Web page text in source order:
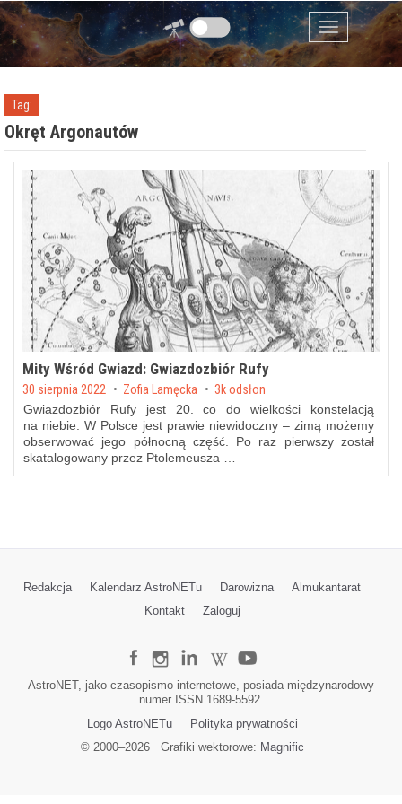
Przejdź do zawartości
Menu
Tag:
Okręt Argonautów
Mity Wśród Gwiazd: Gwiazdozbiór Rufy
Posted on
30 sierpnia 2022 by Zofia Lamęcka 3k odsłon
Gwiazdozbiór Rufy jest 20. co do wielkości konstelacją
na niebie. W Polsce jest prawie niewidoczny – zimą możemy
obserwować jego północną część. Po raz pierwszy został
skatalogowany przez Ptolemeusza …
Redakcja Kalendarz AstroNETu Darowizna
Almukantarat
Kontakt
Zaloguj
AstroNET, jako czasopismo internetowe, posiada międzynarodowy
numer ISSN 1689-5592.
Logo AstroNETu
Polityka prywatności
© 2000–2026Grafiki wektorowe: Magnific